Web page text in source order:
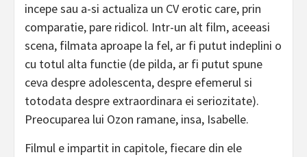
incepe sau a-si actualiza un CV erotic care, prin
comparatie, pare ridicol. Intr-un alt film, aceeasi
scena, filmata aproape la fel, ar fi putut indeplini o
cu totul alta functie (de pilda, ar fi putut spune
ceva despre adolescenta, despre efemerul si
totodata despre extraordinara ei seriozitate).
Preocuparea lui Ozon ramane, insa, Isabelle.
Filmul e impartit in capitole, fiecare din ele